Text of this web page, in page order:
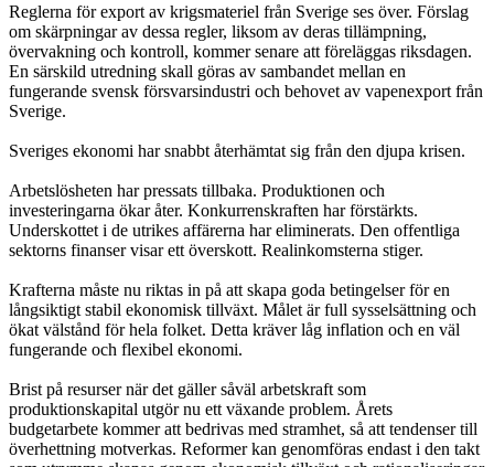
Reglerna för export av krigsmateriel från Sverige ses över. Förslag
om skärpningar av dessa regler, liksom av deras tillämpning,
övervakning och kontroll, kommer senare att föreläggas riksdagen.
En särskild utredning skall göras av sambandet mellan en
fungerande svensk försvarsindustri och behovet av vapenexport från
Sverige.
Sveriges ekonomi har snabbt återhämtat sig från den djupa krisen.
Arbetslösheten har pressats tillbaka. Produktionen och
investeringarna ökar åter. Konkurrenskraften har förstärkts.
Underskottet i de utrikes affärerna har eliminerats. Den offentliga
sektorns finanser visar ett överskott. Realinkomsterna stiger.
Krafterna måste nu riktas in på att skapa goda betingelser för en
långsiktigt stabil ekonomisk tillväxt. Målet är full sysselsättning och
ökat välstånd för hela folket. Detta kräver låg inflation och en väl
fungerande och flexibel ekonomi.
Brist på resurser när det gäller såväl arbetskraft som
produktionskapital utgör nu ett växande problem. Årets
budgetarbete kommer att bedrivas med stramhet, så att tendenser till
överhettning motverkas. Reformer kan genomföras endast i den takt